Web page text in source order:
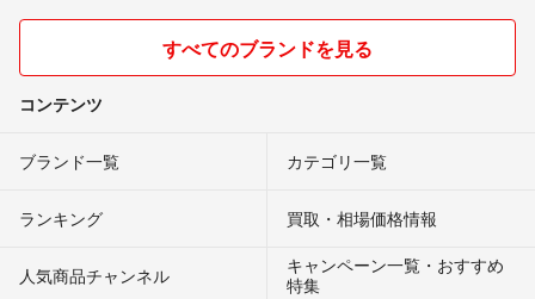
すべてのブランドを見る
コンテンツ
ブランド一覧 カテゴリ一覧
ランキング 買取・相場価格情報
人気商品チャンネル
キャンペーン一覧・おすすめ
特集